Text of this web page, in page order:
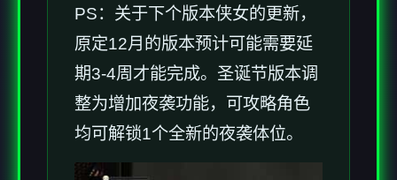
PS：关于下个版本侠女的更新，
原定12月的版本预计可能需要延
期3-4周才能完成。圣诞节版本调
整为增加夜袭功能，可攻略角色
均可解锁1个全新的夜袭体位。